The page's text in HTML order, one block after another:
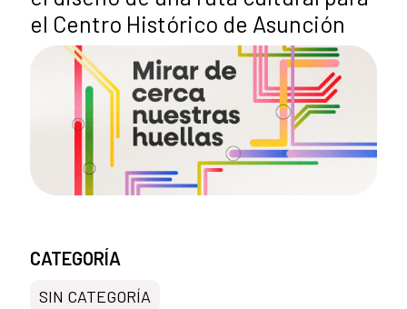
el Centro Histórico de Asunción
CATEGORÍA
SIN CATEGORÍA